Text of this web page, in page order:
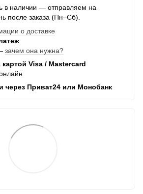
в наличии — отправляем на
после заказа (Пн–Сб).
о доставке
зачем она нужна?
Visa / Mastercard
через Приват24 или Монобанк